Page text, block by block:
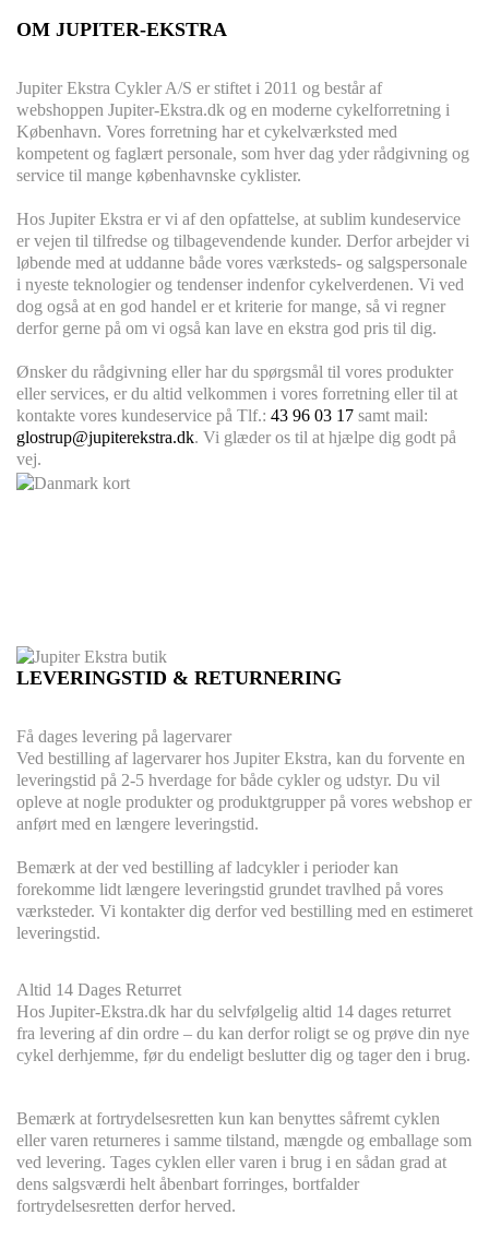
OM JUPITER-EKSTRA
Jupiter Ekstra Cykler A/S er stiftet i 2011 og består af
webshoppen Jupiter-Ekstra.dk og en moderne cykelforretning i
København. Vores forretning har et cykelværksted med
kompetent og faglært personale, som hver dag yder rådgivning og
service til mange københavnske cyklister.
Hos Jupiter Ekstra er vi af den opfattelse, at sublim kundeservice
er vejen til tilfredse og tilbagevendende kunder. Derfor arbejder vi
løbende med at uddanne både vores værksteds- og salgspersonale
i nyeste teknologier og tendenser indenfor cykelverdenen. Vi ved
dog også at en god handel er et kriterie for mange, så vi regner
derfor gerne på om vi også kan lave en ekstra god pris til dig.
Ønsker du rådgivning eller har du spørgsmål til vores produkter
eller services, er du altid velkommen i vores forretning eller til at
kontakte vores kundeservice på Tlf.: 43 96 03 17 samt mail:
glostrup@jupiterekstra.dk. Vi glæder os til at hjælpe dig godt på
vej.
LEVERINGSTID & RETURNERING
Få dages levering på lagervarer
Ved bestilling af lagervarer hos Jupiter Ekstra, kan du forvente en
leveringstid på 2-5 hverdage for både cykler og udstyr. Du vil
opleve at nogle produkter og produktgrupper på vores webshop er
anført med en længere leveringstid.
Bemærk at der ved bestilling af ladcykler i perioder kan
forekomme lidt længere leveringstid grundet travlhed på vores
værksteder. Vi kontakter dig derfor ved bestilling med en estimeret
leveringstid.
Altid 14 Dages Returret
Hos Jupiter-Ekstra.dk har du selvfølgelig altid 14 dages returret
fra levering af din ordre – du kan derfor roligt se og prøve din nye
cykel derhjemme, før du endeligt beslutter dig og tager den i brug.
Bemærk at fortrydelsesretten kun kan benyttes såfremt cyklen
eller varen returneres i samme tilstand, mængde og emballage som
ved levering. Tages cyklen eller varen i brug i en sådan grad at
dens salgsværdi helt åbenbart forringes, bortfalder
fortrydelsesretten derfor herved.